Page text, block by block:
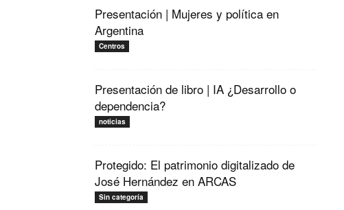
Presentación | Mujeres y política en
Argentina
Centros
Presentación de libro | IA ¿Desarrollo o
dependencia?
noticias
Protegido: El patrimonio digitalizado de
José Hernández en ARCAS
Sin categoría